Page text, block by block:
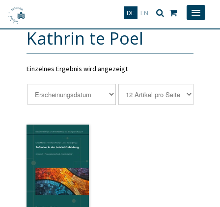
DE EN
Deutsch
Kathrin te Poel
Einzelnes Ergebnis wird angezeigt